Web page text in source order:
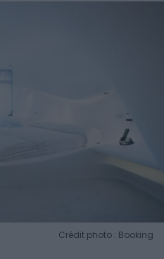
Crédit photo : Booking